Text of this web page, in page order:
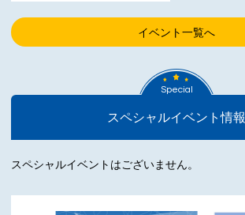
イベント一覧へ
Special
スペシャルイベント情報
スペシャルイベントはございません。